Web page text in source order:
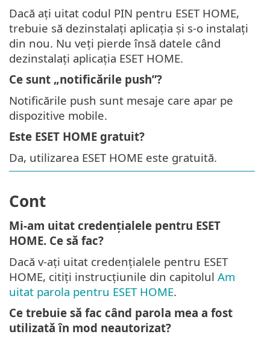
Dacă ați uitat codul PIN pentru ESET HOME,
trebuie să dezinstalați aplicația și s-o instalați
din nou. Nu veți pierde însă datele când
dezinstalați aplicația ESET HOME.
Ce sunt „notificările push”?
Notificările push sunt mesaje care apar pe
dispozitive mobile.
Este ESET HOME gratuit?
Da, utilizarea ESET HOME este gratuită.
Cont
Mi-am uitat credențialele pentru ESET
HOME. Ce să fac?
Dacă v-ați uitat credențialele pentru ESET
HOME, citiți instrucțiunile din capitolul Am
uitat parola pentru ESET HOME.
Ce trebuie să fac când parola mea a fost
utilizată în mod neautorizat?